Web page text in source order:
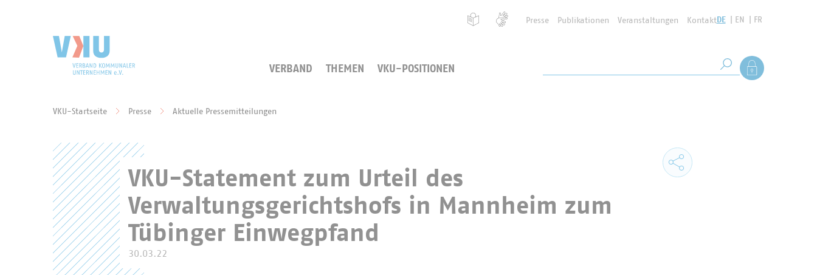
Presse Publikationen Veranstaltungen KontaktDE EN FR
VERBAND THEMEN VKU-POSITIONEN Suche starten
Als Mitglied
VKU-Startseite Presse Aktuelle Pressemitteilungen
VKU-Statement zum Urteil des
Verwaltungsgerichtshofs in Mannheim zum
Tübinger Einwegpfand
30.03.22